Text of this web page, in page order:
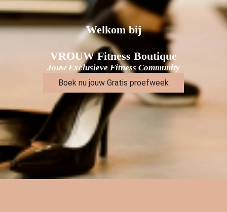
Welkom bij
VROUW Fitness Boutique
Jouw Exclusieve Fitness Community
Boek nu jouw Gratis proefweek